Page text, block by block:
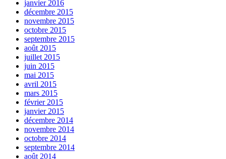
janvier 2016
décembre 2015
novembre 2015
octobre 2015
septembre 2015
août 2015
juillet 2015
juin 2015
mai 2015
avril 2015
mars 2015
février 2015
janvier 2015
décembre 2014
novembre 2014
octobre 2014
septembre 2014
août 2014